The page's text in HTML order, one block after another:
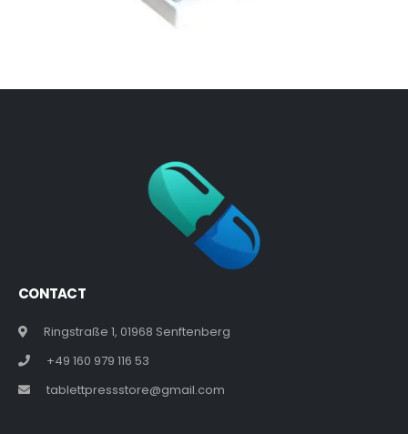
CONTACT
Ringstraße 1, 01968 Senftenberg
+49 160 979 116 53
tablettpressstore@gmail.com